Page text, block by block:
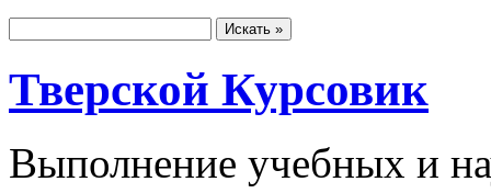
Тверской Курсовик
Выполнение учебных и